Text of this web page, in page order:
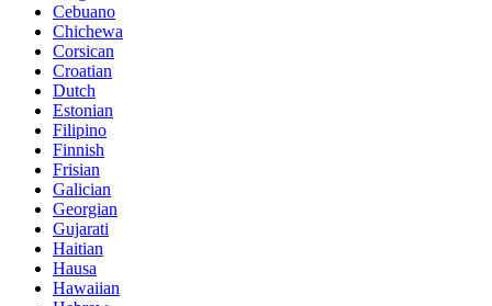
Cebuano
Chichewa
Corsican
Croatian
Dutch
Estonian
Filipino
Finnish
Frisian
Galician
Georgian
Gujarati
Haitian
Hausa
Hawaiian